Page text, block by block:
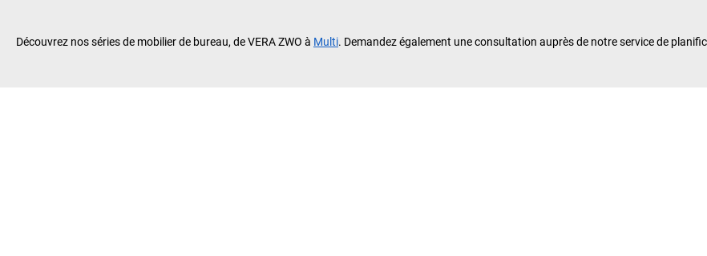
Découvrez nos séries de mobilier de bureau, de VERA ZWO à Multi. Demandez également une consultation auprès de notre service de